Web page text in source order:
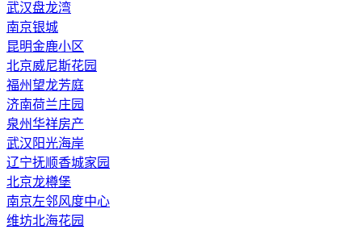
武汉盘龙湾
南京银城
昆明金鹿小区
北京威尼斯花园
福州望龙芳庭
济南荷兰庄园
泉州华祥房产
武汉阳光海岸
辽宁抚顺香城家园
北京龙樽堡
南京左邻风度中心
维坊北海花园